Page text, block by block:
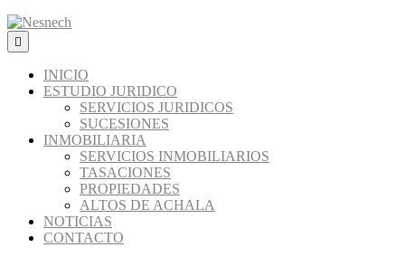
INICIO
ESTUDIO JURIDICO
SERVICIOS JURIDICOS
SUCESIONES
INMOBILIARIA
SERVICIOS INMOBILIARIOS
TASACIONES
PROPIEDADES
ALTOS DE ACHALA
NOTICIAS
CONTACTO